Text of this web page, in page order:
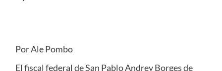
Por Ale Pombo
El fiscal federal de San Pablo Andrey Borges de